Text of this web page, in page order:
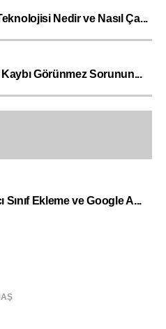
Nedir ve Nasıl Ça...
Görünmez Sorunun...
Sınıf Ekleme ve Google A...